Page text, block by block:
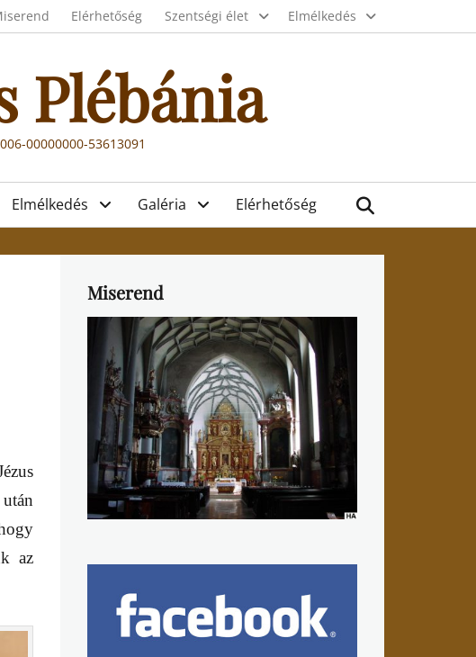
Elérhetőség Szentségi élet Elmélkedés
Plébánia
00000000-53613091
Elmélkedés Galéria Elérhetőség
az
Miserend